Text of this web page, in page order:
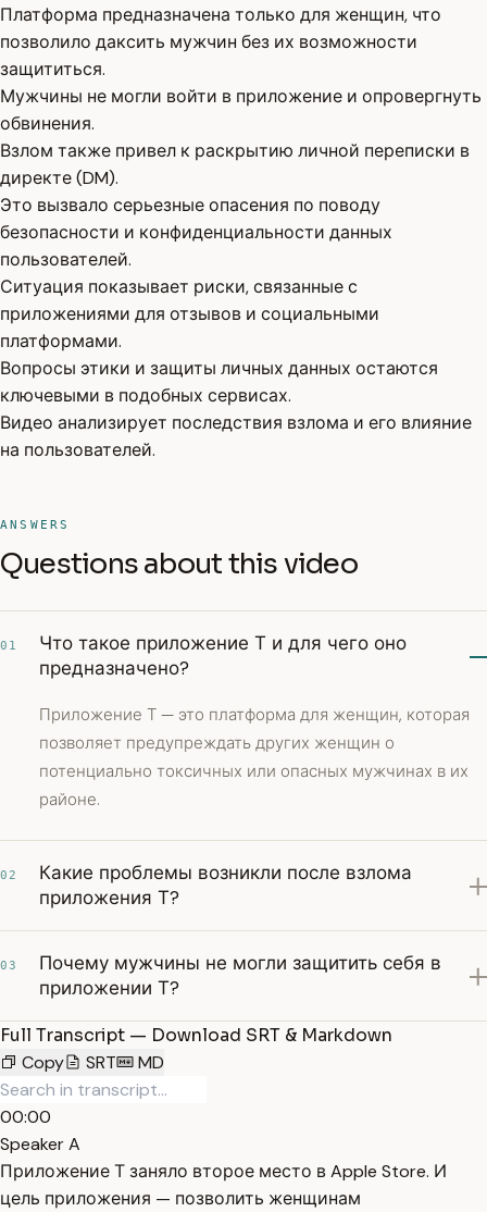
Платформа предназначена только для женщин, что
позволило даксить мужчин без их возможности
защититься.
Мужчины не могли войти в приложение и опровергнуть
обвинения.
Взлом также привел к раскрытию личной переписки в
директе (DM).
Это вызвало серьезные опасения по поводу
безопасности и конфиденциальности данных
пользователей.
Ситуация показывает риски, связанные с
приложениями для отзывов и социальными
платформами.
Вопросы этики и защиты личных данных остаются
ключевыми в подобных сервисах.
Видео анализирует последствия взлома и его влияние
на пользователей.
ANSWERS
Questions about this video
01
Что такое приложение Т и для чего оно
предназначено?
Приложение Т — это платформа для женщин, которая
позволяет предупреждать других женщин о
потенциально токсичных или опасных мужчинах в их
районе.
02
Какие проблемы возникли после взлома
приложения Т?
03
Почему мужчины не могли защитить себя в
приложении Т?
Full Transcript — Download SRT & Markdown
Copy
SRT MD
00:00
Speaker A
Приложение Т заняло второе место в Apple Store. И
цель приложения — позволить женщинам